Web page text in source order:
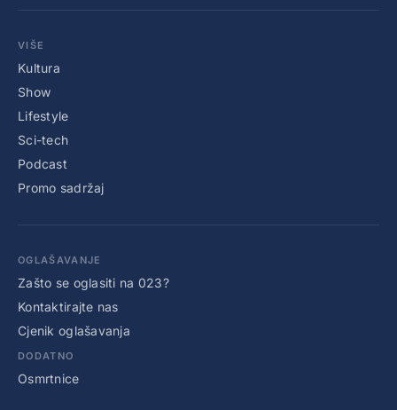
VIŠE
Kultura
Show
Lifestyle
Sci-tech
Podcast
Promo sadržaj
OGLAŠAVANJE
Zašto se oglasiti na 023?
Kontaktirajte nas
Cjenik oglašavanja
DODATNO
Osmrtnice